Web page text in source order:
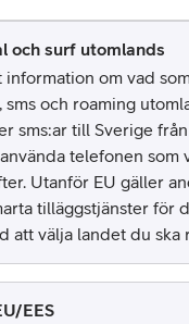
och surf utomlands
information om vad
sms och roaming
sms:ar till Sverige
telefonen som
Utanför EU gäller
tilläggstjänster för
att välja landet du ska
EES